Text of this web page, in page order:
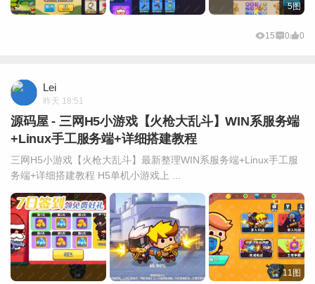
5图
15 0 0
Lei
昨天 18:51
源码屋 - 三网H5小游戏【火枪大乱斗】WIN系服务端
+Linux手工服务端+详细搭建教程
三网H5小游戏【火枪大乱斗】最新整理WIN系服务端+Linux手工服
务端+详细搭建教程 H5单机小游戏上 ...
11图